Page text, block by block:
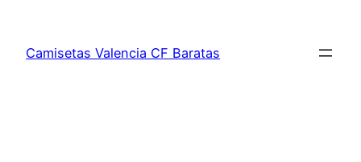
contenido
Camisetas Valencia CF Baratas